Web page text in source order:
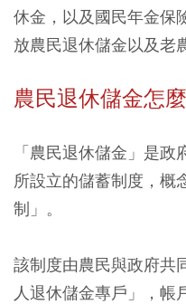
休金，以及國民年金保
放農民退休儲金以及老
農民退休儲金怎
「農民退休儲金」是
所設立的儲蓄制度，概
制」。
該制度由農民與政府共
人退休儲金專戶」，帳